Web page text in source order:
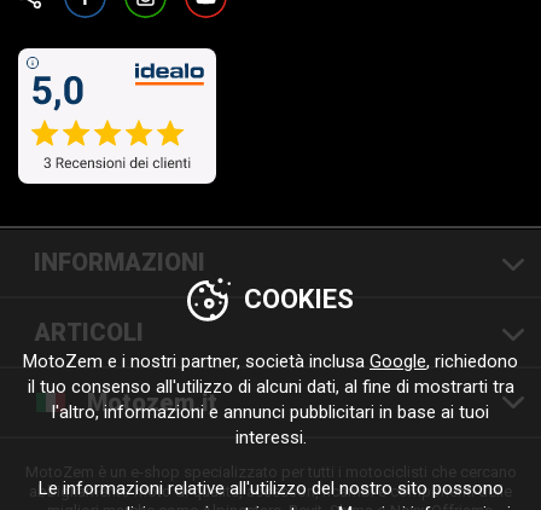
INFORMAZIONI
ARTICOLI
Motozem.it
abbigliamento moto di qualità, accessori, ricambi e componenti delle
COOKIES
MotoZem e i nostri partner, società inclusa Google, richiedono
il tuo consenso all'utilizzo di alcuni dati, al fine di mostrarti tra
l'altro, informazioni e annunci pubblicitari in base ai tuoi
interessi.
Le informazioni relative all'utilizzo del nostro sito possono